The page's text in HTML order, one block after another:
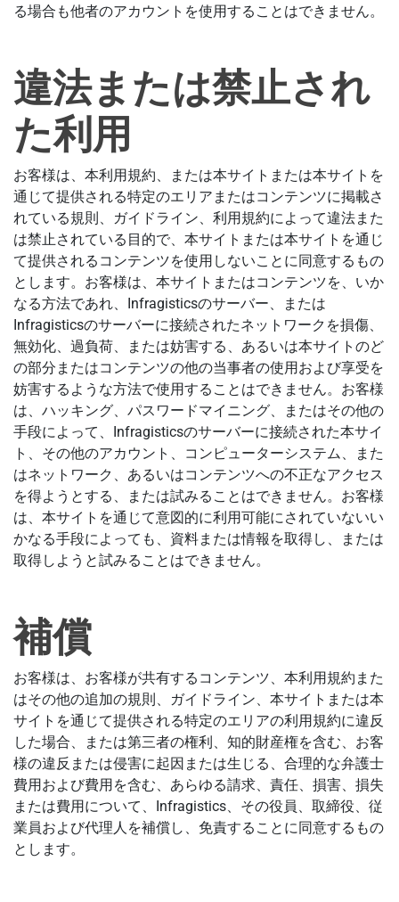
る場合も他者のアカウントを使用することはできません。
違法または禁止され
た利用
お客様は、本利用規約、または本サイトまたは本サイトを
通じて提供される特定のエリアまたはコンテンツに掲載さ
れている規則、ガイドライン、利用規約によって違法また
は禁止されている目的で、本サイトまたは本サイトを通じ
て提供されるコンテンツを使用しないことに同意するもの
とします。お客様は、本サイトまたはコンテンツを、いか
なる方法であれ、Infragisticsのサーバー、または
Infragisticsのサーバーに接続されたネットワークを損傷、
無効化、過負荷、または妨害する、あるいは本サイトのど
の部分またはコンテンツの他の当事者の使用および享受を
妨害するような方法で使用することはできません。お客様
は、ハッキング、パスワードマイニング、またはその他の
手段によって、Infragisticsのサーバーに接続された本サイ
ト、その他のアカウント、コンピューターシステム、また
はネットワーク、あるいはコンテンツへの不正なアクセス
を得ようとする、または試みることはできません。お客様
は、本サイトを通じて意図的に利用可能にされていないい
かなる手段によっても、資料または情報を取得し、または
取得しようと試みることはできません。
補償
お客様は、お客様が共有するコンテンツ、本利用規約また
はその他の追加の規則、ガイドライン、本サイトまたは本
サイトを通じて提供される特定のエリアの利用規約に違反
した場合、または第三者の権利、知的財産権を含む、お客
様の違反または侵害に起因または生じる、合理的な弁護士
費用および費用を含む、あらゆる請求、責任、損害、損失
または費用について、Infragistics、その役員、取締役、従
業員および代理人を補償し、免責することに同意するもの
とします。